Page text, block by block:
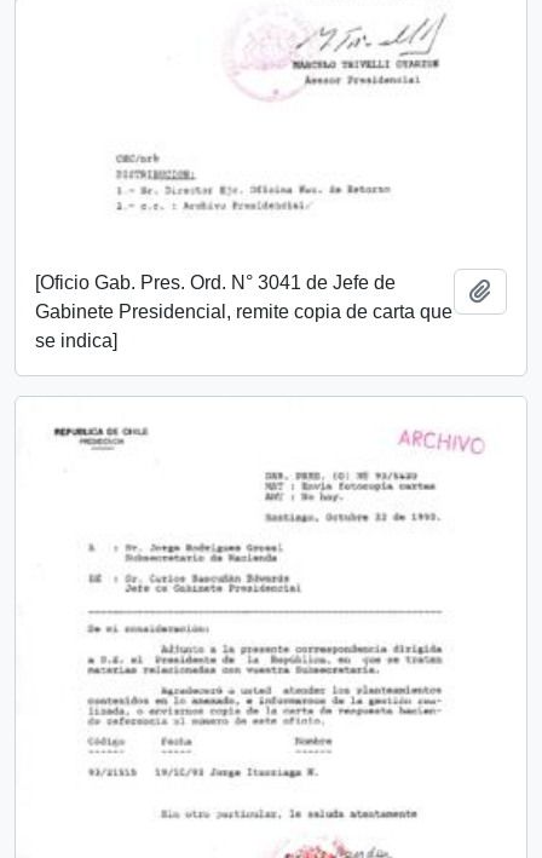
[Oficio Gab. Pres. Ord. N° 3041 de Jefe de
Gabinete Presidencial, remite copia de carta que
se indica]